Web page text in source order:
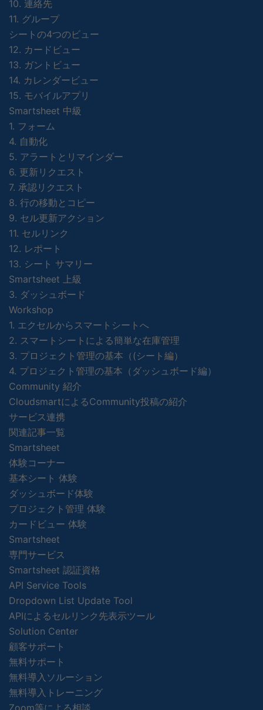
10. 連絡先
11. グループ
シートの4つのビュー
12. カードビュー
13. ガントビュー
14. カレンダービュー
15. モバイルアプリ
Smartsheet 中級
1. フォーム
4. 自動化
5. アラートとリマインダー
6. 更新リクエスト
7. 承認リクエスト
8. 行の移動とコピー
9. セル更新アクション
11. セルリンク
12. レポート
13. シート サマリー
Smartsheet 上級
3. ダッシュボード
Workshop
1. エクセルからスマートシートへ
2. スマートシートによる簡単な在庫管理
3. プロジェクト管理の基本（(シート編）
4. プロジェクト管理の基本（ダッシュボード編）
Community 紹介
CloudsmartによるCommunity投稿の紹介
サービス連携
関連記事一覧
Smartsheet
体験コーナー
基本シート 体験
ダッシュボード体験
プロジェクト管理 体験
カードビュー 体験
Smartsheet
専門サービス
Smartsheet 認証資格
API Service Tools
Dropdown List Update Tool
APIによるセルリンク先表示ツール
Solution Center
顧客サポート
無料サポート
無料導入ソルーション
無料導入トレーニング
Zoom等による相談